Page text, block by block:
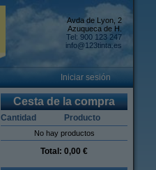
Avda de Lyon, 2
Azuqueca de H.
Tel: 900 123 247
info@123tinta.es
Iniciar sesión
Cesta de la compra
Cantidad Producto
No hay productos
Total: 0,00 €